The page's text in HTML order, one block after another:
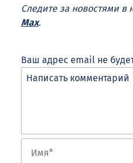
Следите за новостями в
Max.
Ваш адрес email не